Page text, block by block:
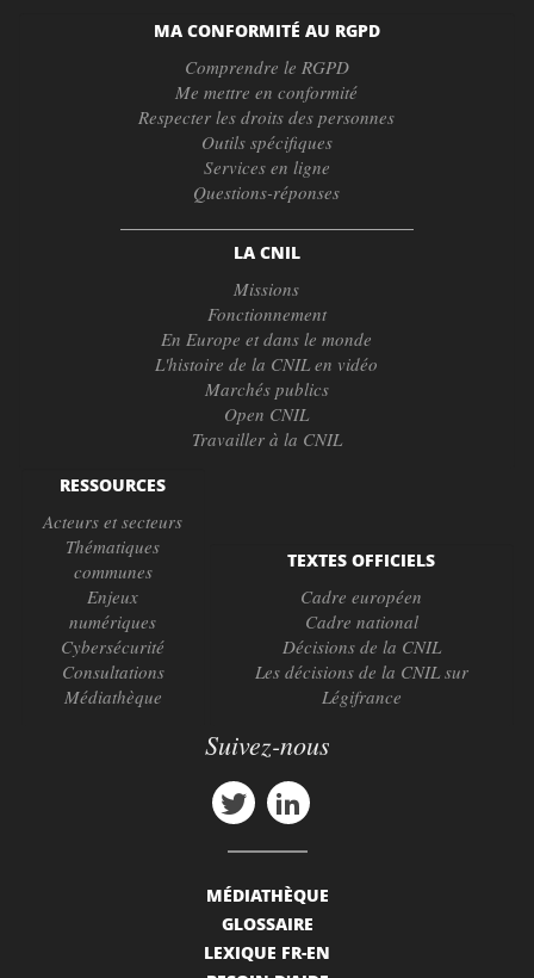
MA CONFORMITÉ AU RGPD
Comprendre le RGPD
Me mettre en conformité
Respecter les droits des personnes
Outils spécifiques
Services en ligne
Questions-réponses
LA CNIL
Missions
Fonctionnement
En Europe et dans le monde
L'histoire de la CNIL en vidéo
Marchés publics
Open CNIL
Travailler à la CNIL
RESSOURCES
Acteurs et secteurs
Thématiques
communes
Enjeux
numériques
Cybersécurité
Consultations
Médiathèque
TEXTES OFFICIELS
Cadre européen
Cadre national
Décisions de la CNIL
Les décisions de la CNIL sur
Légifrance
Suivez-nous
MÉDIATHÈQUE
GLOSSAIRE
LEXIQUE FR-EN